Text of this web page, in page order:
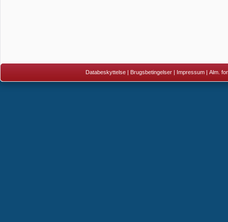
Databeskyttelse | Brugsbetingelser | Impressum | Alm.